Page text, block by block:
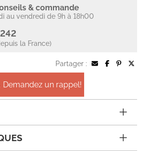
& commande
au vendredi de 9h à 18h00
la France)
Partager :
Demandez un rappel!